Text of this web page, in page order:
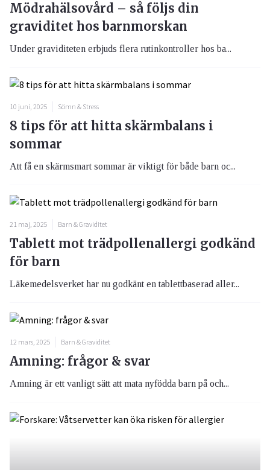
Mödrahälsovård – så följs din
graviditet hos barnmorskan
Under graviditeten erbjuds flera rutinkontroller hos ba...
10 juni, 2025 Sömn & Stress
8 tips för att hitta skärmbalans i
sommar
Att få en skärmsmart sommar är viktigt för både barn oc...
21 maj, 2025 Barn & Graviditet
Tablett mot trädpollenallergi godkänd
för barn
Läkemedelsverket har nu godkänt en tablettbaserad aller...
12 mars, 2025 Barn & Graviditet
Amning: frågor & svar
Amning är ett vanligt sätt att mata nyfödda barn på och...